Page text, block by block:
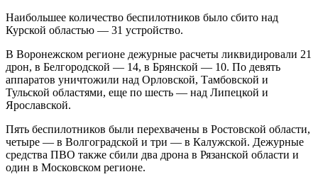
Наибольшее количество беспилотников было сбито над
Курской областью — 31 устройство.
В Воронежском регионе дежурные расчеты ликвидировали 21
дрон, в Белгородской — 14, в Брянской — 10. По девять
аппаратов уничтожили над Орловской, Тамбовской и
Тульской областями, еще по шесть — над Липецкой и
Ярославской.
Пять беспилотников были перехвачены в Ростовской области,
четыре — в Волгоградской и три — в Калужской. Дежурные
средства ПВО также сбили два дрона в Рязанской области и
один в Московском регионе.